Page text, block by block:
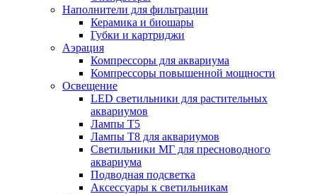
Наполнители для фильтрации
Керамика и биошары
Губки и картриджи
Аэрация
Компрессоры для аквариума
Компрессоры повышенной мощности
Освещение
LED светильники для растительных
аквариумов
Лампы Т5
Лампы Т8 для аквариумов
Светильники МГ для пресноводного
аквариума
Подводная подсветка
Аксессуары к светильникам